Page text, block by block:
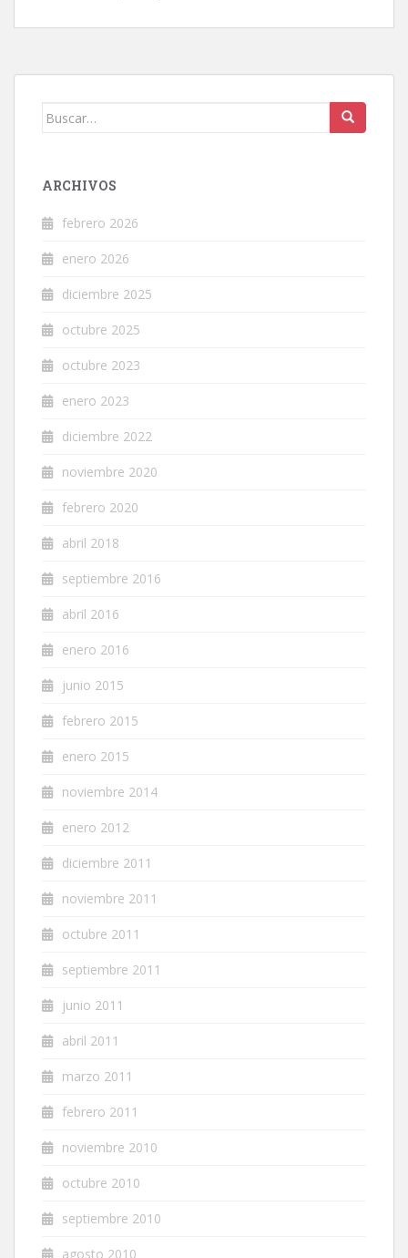
Buscar:
ARCHIVOS
febrero 2026
enero 2026
diciembre 2025
octubre 2025
octubre 2023
enero 2023
diciembre 2022
noviembre 2020
febrero 2020
abril 2018
septiembre 2016
abril 2016
enero 2016
junio 2015
febrero 2015
enero 2015
noviembre 2014
enero 2012
diciembre 2011
noviembre 2011
octubre 2011
septiembre 2011
junio 2011
abril 2011
marzo 2011
febrero 2011
noviembre 2010
octubre 2010
septiembre 2010
agosto 2010